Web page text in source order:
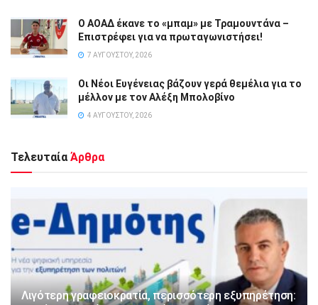
Ο ΑΟΑΔ έκανε το «μπαμ» με Τραμουντάνα –
Επιστρέφει για να πρωταγωνιστήσει!
7 ΑΥΓΟΎΣΤΟΥ, 2026
Οι Νέοι Ευγένειας βάζουν γερά θεμέλια για το
μέλλον με τον Αλέξη Μπολοβίνο
4 ΑΥΓΟΎΣΤΟΥ, 2026
Τελευταία Άρθρα
Λιγότερη γραφειοκρατία, περισσότερη εξυπηρέτηση: